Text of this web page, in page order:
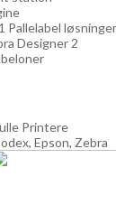
Pallelabel løsninger
Designer 2
Printere
Epson, Zebra